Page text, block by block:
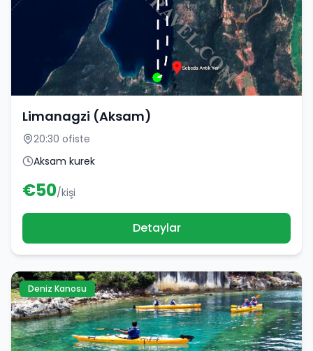
Limanagzi (Aksam)
20:30 ofiste
Aksam kurek
€50/kişi
Detaylar
Deniz Kanosu